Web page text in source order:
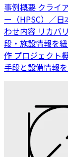
事例概要 クライ
ー（HPSC）／
わせ内容 リカバ
段・施設情報を
作 プロジェクト
手段と設備情報